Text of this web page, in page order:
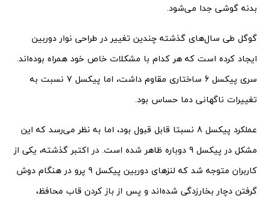
بدنه گوشی جدا می‌شود.
گوگل طی سال‌های گذشته چندین تغییر در طراحی نوار دوربین
ایجاد کرده است که هر کدام با مشکلات خاص خود همراه بوده‌اند.
سری پیکسل 6 ساختاری مقاوم داشت، اما پیکسل 7 نسبت به
تغییرات ناگهانی دما حساس بود.
عملکرد پیکسل 8 نسبتا قابل قبول بود، اما به نظر می‌رسد که این
مشکل در پیکسل 9 دوباره ظاهر شده است. در اکتبر گذشته، یکی از
کاربران متوجه شد که لنزهای دوربین پیکسل 9 پرو در هنگام دوش
گرفتن دچار بخارزدگی شده‌اند و پس از باز کردن قاب محافظ،